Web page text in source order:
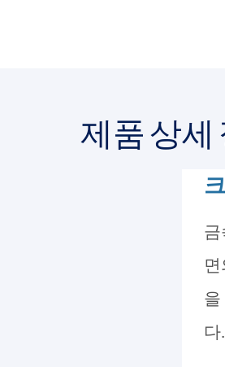
제품 상세
금
을
다.